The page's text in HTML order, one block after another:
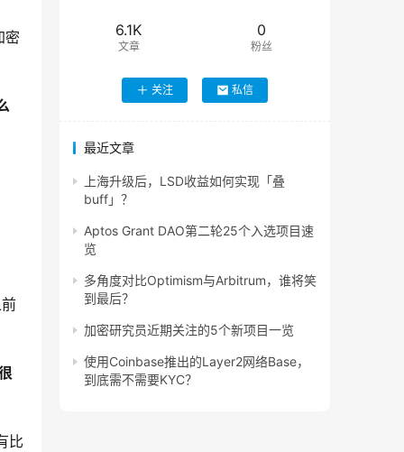
密
比
6.1K
文章
0
粉丝
关注 私信
最近文章
上海升级后，LSD收益如何实现「叠
buff」？
Aptos Grant DAO第二轮25个入选项目速
览
多角度对比Optimism与Arbitrum，谁将笑
到最后？
加密研究员近期关注的5个新项目一览
使用Coinbase推出的Layer2网络Base，
到底需不需要KYC？